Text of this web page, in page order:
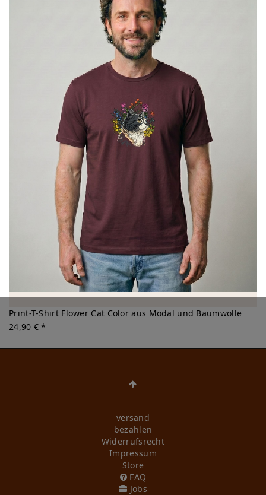
Print-T-Shirt Flower Cat Color aus Modal und Baumwolle
24,90 € *
versand
bezahlen
Widerrufs­recht
Impressum
Store
FAQ
Jobs